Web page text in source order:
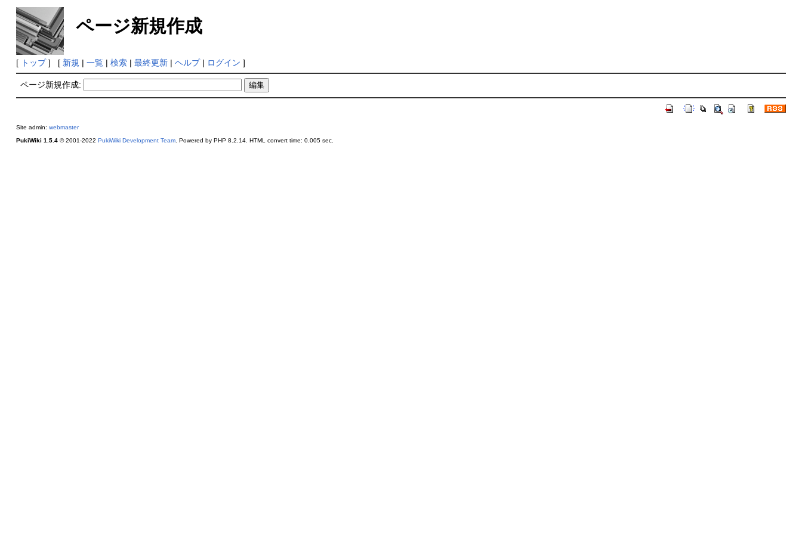
ページ新規作成
[ トップ] [ 新規 | 一覧| 検索| 最終更新| ヘルプ| ログイン ]
ページ新規作成:
Site admin: webmaster
PukiWiki 1.5.4© 2001-2022 PukiWiki Development Team. Powered by PHP 8.2.14. HTML convert time: 0.005 sec.